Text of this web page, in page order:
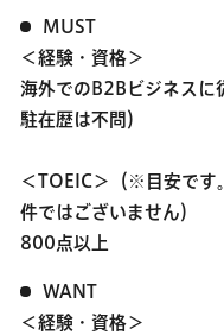
MUST
＜経験・資格＞
海外でのB2Bビジネスに
駐在歴は不問）
＜TOEIC＞（※目安です
件ではございません）
800点以上
WANT
＜経験・資格＞